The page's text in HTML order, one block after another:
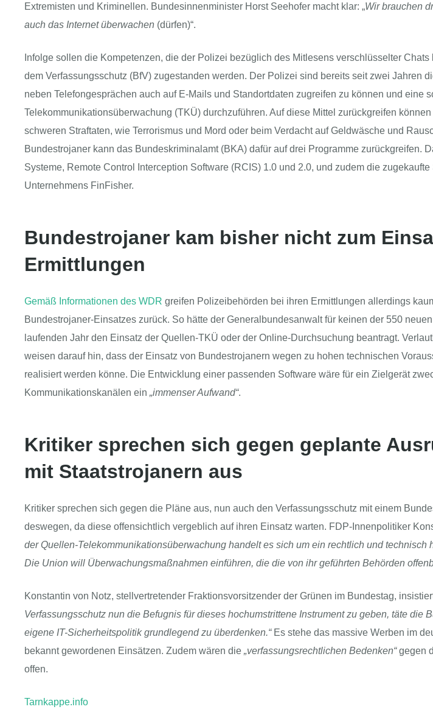
Extremisten und Kriminellen. Bundesinnenminister Horst Seehofer macht klar: „Wir brauchen
auch das Internet überwachen (dürfen)“.
Infolge sollen die Kompetenzen, die der Polizei bezüglich des Mitlesens verschlüsselter
dem Verfassungsschutz (BfV) zugestanden werden. Der Polizei sind bereits seit zwei Jahren
neben Telefongesprächen auch auf E-Mails und Standortdaten zugreifen zu können und eine
Telekommunikationsüberwachung (TKÜ) durchzuführen. Auf diese Mittel zurückgreifen
schweren Straftaten, wie Terrorismus und Mord oder beim Verdacht auf Geldwäsche und
Bundestrojaner kann das Bundeskriminalamt (BKA) dafür auf drei Programme zurückgreifen.
Systeme, Remote Control Interception Software (RCIS) 1.0 und 2.0, und zudem die
Unternehmens FinFisher.
Bundestrojaner kam bisher nicht zum
Ermittlungen
Gemäß Informationen des WDR greifen Polizeibehörden bei ihren Ermittlungen allerdings
Bundestrojaner-Einsatzes zurück. So hätte der Generalbundesanwalt für keinen der 550
laufenden Jahr den Einsatz der Quellen-TKÜ oder der Online-Durchsuchung beantragt.
weisen darauf hin, dass der Einsatz von Bundestrojanern wegen zu hohen technischen
realisiert werden könne. Die Entwicklung einer passenden Software wäre für ein Zielgerät
Kommunikationskanälen ein „immenser Aufwand“.
Kritiker sprechen sich gegen geplante
mit Staatstrojanern aus
Kritiker sprechen sich gegen die Pläne aus, nun auch den Verfassungsschutz mit einem
deswegen, da diese offensichtlich vergeblich auf ihren Einsatz warten. FDP-Innenpolitiker
der Quellen-Telekommunikationsüberwachung handelt es sich um ein rechtlich und technisch
Die Union will Überwachungsmaßnahmen einführen, die die von ihr geführten Behörden
Konstantin von Notz, stellvertretender Fraktionsvorsitzender der Grünen im Bundestag,
Verfassungsschutz nun die Befugnis für dieses hochumstrittene Instrument zu geben, täte die
eigene IT-Sicherheitspolitik grundlegend zu überdenken.“Es stehe das massive Werben im
bekannt gewordenen Einsätzen. Zudem wären die „verfassungsrechtlichen Bedenken“gegen
offen.
Tarnkappe.info